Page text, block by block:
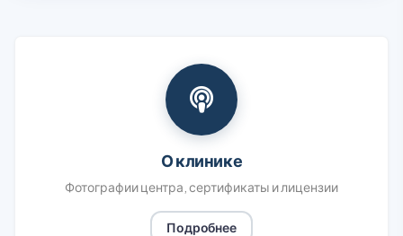
О клинике
Фотографии центра, сертификаты и лицензии
Подробнее